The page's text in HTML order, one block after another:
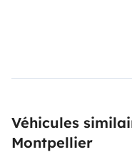
Véhicules
Montpellier